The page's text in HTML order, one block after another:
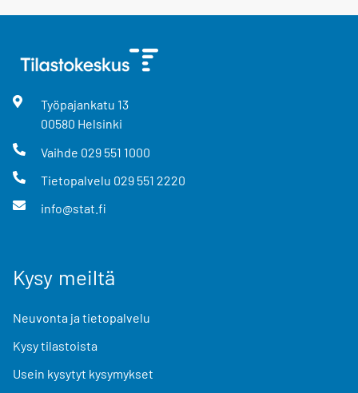
Työpajankatu 13
00580 Helsinki
Vaihde 029 551 1000
Tietopalvelu 029 551 2220
info@stat.fi
Kysy meiltä
Neuvonta ja tietopalvelu
Kysy tilastoista
Usein kysytyt kysymykset